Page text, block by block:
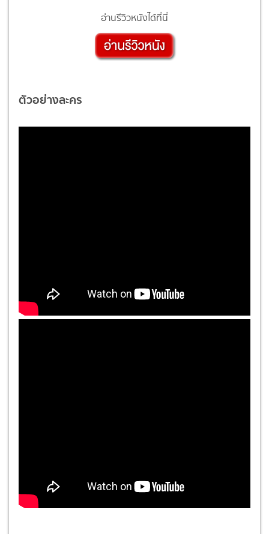
อ่านรีวิวหนังได้ที่นี่
ตัวอย่างละคร